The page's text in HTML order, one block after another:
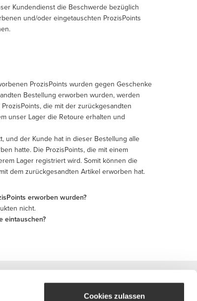
Cookies zulassen
Kundendienst die Beschwerde bezüglich
und/oder eingetauschten ProzisPoints
ProzisPoints wurden gegen Geschenke
Bestellung erworben wurden, werden
die mit der zurückgesandten
unser Lager die Retoure erhalten und
und der Kunde hat in dieser Bestellung alle
hatte. Die ProzisPoints, die mit einem
Lager registriert wird. Somit können die
dem zurückgesandten Artikel erworben hat.
erworben wurden?
nicht.
eintauschen?